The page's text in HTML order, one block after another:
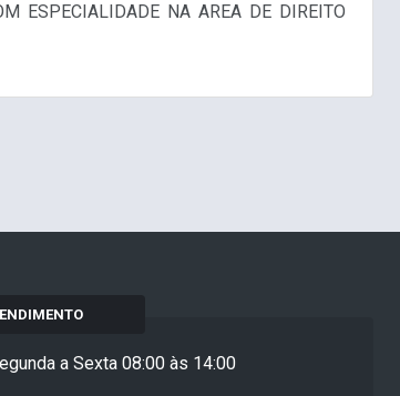
ESPECIALIDADE NA AREA DE DIREITO
a Sexta 08:00 às 14:00